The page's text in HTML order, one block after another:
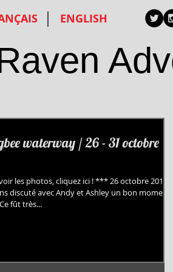
ENGLISH
waterway / 26 - 31 octobre
les photos, cliquez ici ! *** 26 octobre 2014
discuté avec Andy et Ashley un bon moment
fût très...